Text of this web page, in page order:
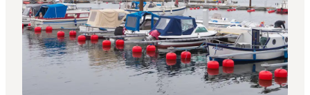
Overnatning
Pakketure / Ferieophold
Planlæg din tur